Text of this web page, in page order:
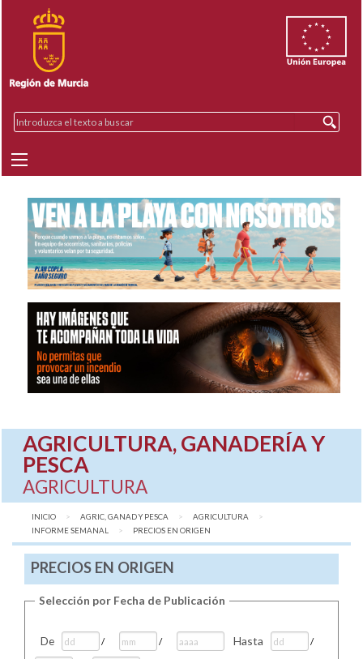
AGRICULTURA, GANADERÍA Y
PESCA
AGRICULTURA
INICIO AGRIC, GANAD Y PESCA
AGRICULTURA
INFORME SEMANAL
AQUÍ:
PRECIOS EN ORIGEN
PRECIOS EN ORIGEN
Selección por Fecha de Publicación
De / / Hasta /